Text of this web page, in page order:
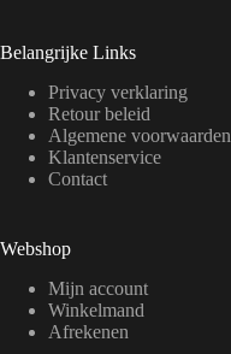
Belangrijke Links
Privacy verklaring
Retour beleid
Algemene voorwaarden
Klantenservice
Contact
Webshop
Mijn account
Winkelmand
Afrekenen